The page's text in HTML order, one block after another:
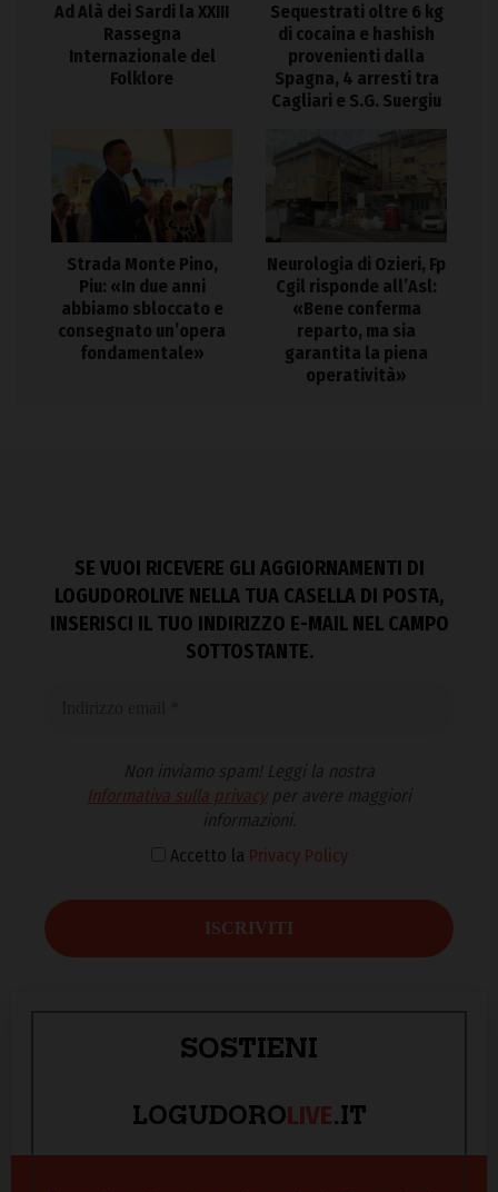
Ad Alà dei Sardi la XXIII
Rassegna
Internazionale del
Folklore
Sequestrati oltre 6 kg
di cocaina e hashish
provenienti dalla
Spagna, 4 arresti tra
Cagliari e S.G. Suergiu
Strada Monte Pino,
Piu: «In due anni
abbiamo sbloccato e
consegnato un’opera
fondamentale»
Neurologia di Ozieri, Fp
Cgil risponde all’Asl:
«Bene conferma
reparto, ma sia
garantita la piena
operatività»
SE VUOI RICEVERE GLI AGGIORNAMENTI DI
LOGUDOROLIVE NELLA TUA CASELLA DI POSTA,
INSERISCI IL TUO INDIRIZZO E-MAIL NEL CAMPO
SOTTOSTANTE.
Non inviamo spam! Leggi la nostra
Informativa sulla privacyper avere maggiori
informazioni.
Accetto la Privacy Policy
SOSTIENI
LOGUDOROLIVE.IT